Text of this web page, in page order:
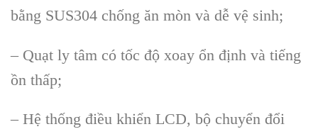
bằng SUS304 chống ăn mòn và dễ vệ sinh;
– Quạt ly tâm có tốc độ xoay ổn định và tiếng
ồn thấp;
– Hệ thống điều khiển LCD, bộ chuyển đổi